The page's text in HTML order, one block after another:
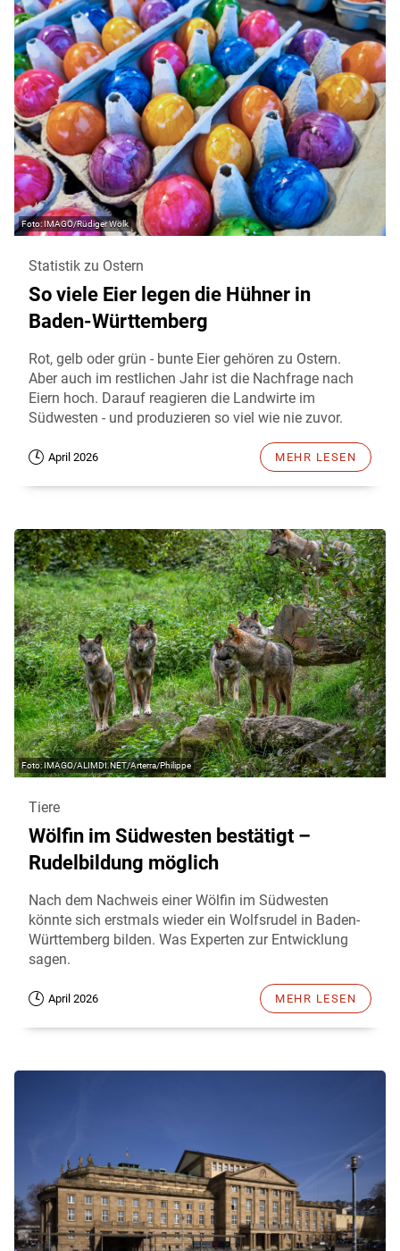
IMAGO/Rüdiger Wölk
Statistik zu Ostern
So viele Eier legen die Hühner in
Baden-Württemberg
Rot, gelb oder grün - bunte Eier gehören zu Ostern.
Aber auch im restlichen Jahr ist die Nachfrage nach
Eiern hoch. Darauf reagieren die Landwirte im
Südwesten - und produzieren so viel wie nie zuvor.
April 2026 MEHR LESEN
IMAGO/ALIMDI.NET/Arterra/Philippe
Tiere
Wölfin im Südwesten bestätigt –
Rudelbildung möglich
Nach dem Nachweis einer Wölfin im Südwesten
könnte sich erstmals wieder ein Wolfsrudel in Baden-
Württemberg bilden. Was Experten zur Entwicklung
sagen.
April 2026 MEHR LESEN